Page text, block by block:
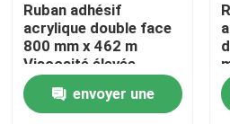
Contact
Demande de soumission
Ruban adhésif
acrylique double face
800 mm x 462 m
Viscosité élevée
Intractables et faciles
à utiliserenvoyer une